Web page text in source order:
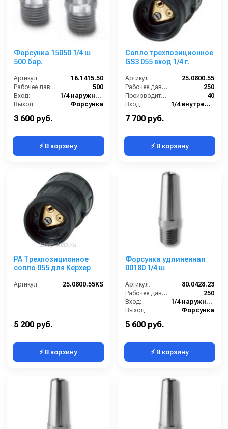
Форсунка 15050 1/4 ш
500 бар.
Артикул:
16.1415.50
Рабочее давление (бар):
500
Вход:
1/4 наружняя резьба
Выход:
Форсунка
3 600 руб.
⚡ В корзину
Сопло трехпозиционное
GS3 055 вход 1/4 г.
Артикул:
25.0800.55
Рабочее давление (бар):
250
Производительность (л/мин):
40
Вход:
1/4 внутренняя резьба
7 700 руб.
⚡ В корзину
PA Трехпозиционное
сопло 055 для Керхер
Артикул: 25.0800.55KS
5 200 руб.
⚡ В корзину
Форсунка удлиненная
00180 1/4 ш
Артикул:
80.0428.23
Рабочее давление (бар):
250
Вход:
1/4 наружняя резьба
Выход:
Форсунка
5 600 руб.
⚡ В корзину